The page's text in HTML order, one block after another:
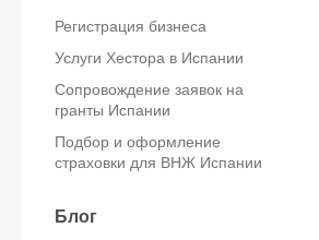
Блог
Регистрация бизнеса
Услуги Хестора в Испании
Сопровождение заявок на
гранты Испании
Подбор и оформление
страховки для ВНЖ Испании